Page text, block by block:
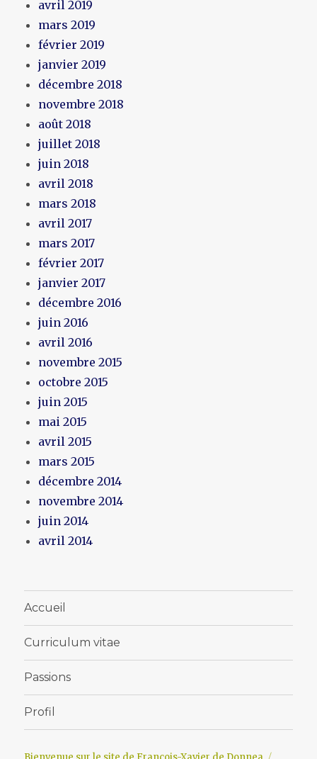
avril 2019
mars 2019
février 2019
janvier 2019
décembre 2018
novembre 2018
août 2018
juillet 2018
juin 2018
avril 2018
mars 2018
avril 2017
mars 2017
février 2017
janvier 2017
décembre 2016
juin 2016
avril 2016
novembre 2015
octobre 2015
juin 2015
mai 2015
avril 2015
mars 2015
décembre 2014
novembre 2014
juin 2014
avril 2014
Accueil
Curriculum vitae
Passions
Profil